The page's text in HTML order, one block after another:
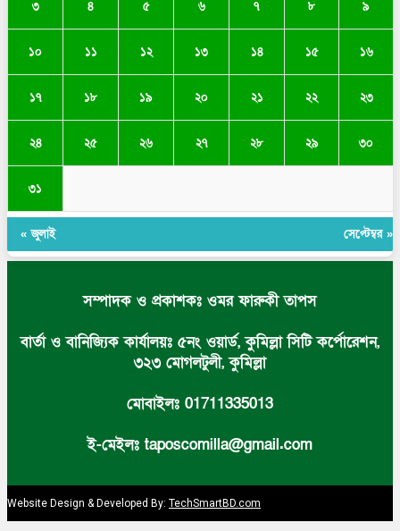
৩ ৪ ৫ ৬ ৭ ৮ ৯
১০ ১১ ১২ ১৩ ১৪ ১৫ ১৬
১৭ ১৮ ১৯ ২০ ২১ ২২ ২৩
২৪ ২৫ ২৬ ২৭ ২৮ ২৯ ৩০
৩১
« জুলাই সেপ্টেম্বর »
সম্পাদক ও প্রকাশকঃ ওমর ফারুকী তাপস
বার্তা ও বানিজ্যিক কার্যালয়ঃ ৫নং ওয়ার্ড, কুমিল্লা সিটি কর্পোরেশন,
৩২৩ মোগলটুলী, কুমিল্লা
মোবাইলঃ 01711335013
ই-মেইলঃ taposcomilla@gmail.com
Website Design & Developed By: TechSmartBD.com